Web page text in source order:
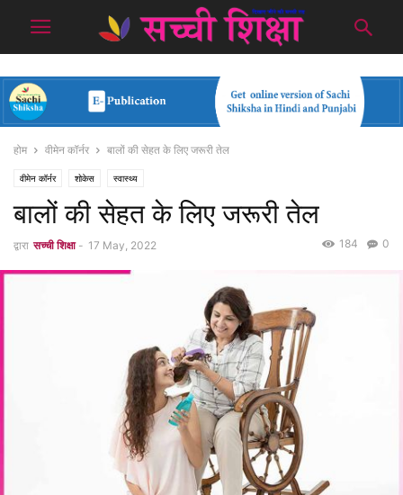
होम वीमेन कॉर्नर बालों की सेहत के लिए जरूरी तेल
वीमेन कॉर्नर शोकेस स्वास्थ्य
बालों की सेहत के लिए जरूरी तेल
द्वारा सच्ची शिक्षा - 17 May, 2022 0
184